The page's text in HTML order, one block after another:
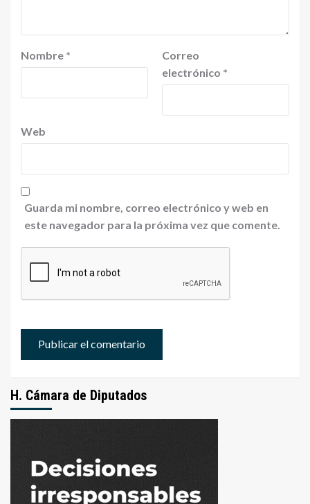
Nombre *
Correo
electrónico *
Web
Guarda mi nombre, correo electrónico y web en
este navegador para la próxima vez que comente.
H. Cámara de Diputados